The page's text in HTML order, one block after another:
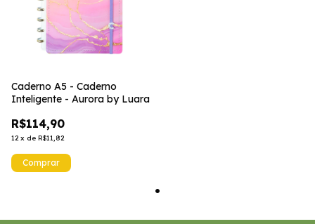
Caderno A5 - Caderno
Inteligente - Aurora by Luara
R$114,90
12 x de R$11,82